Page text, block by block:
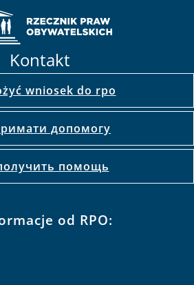
Kontakt
wniosek do rpo
допомогу
помощь
od RPO: